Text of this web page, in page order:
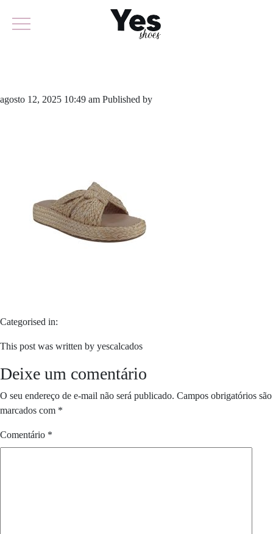
agosto 12, 2025 10:49 am Published by
Categorised in:
This post was written by yescalcados
Deixe um comentário
O seu endereço de e-mail não será publicado. Campos obrigatórios são
marcados com *
Comentário *